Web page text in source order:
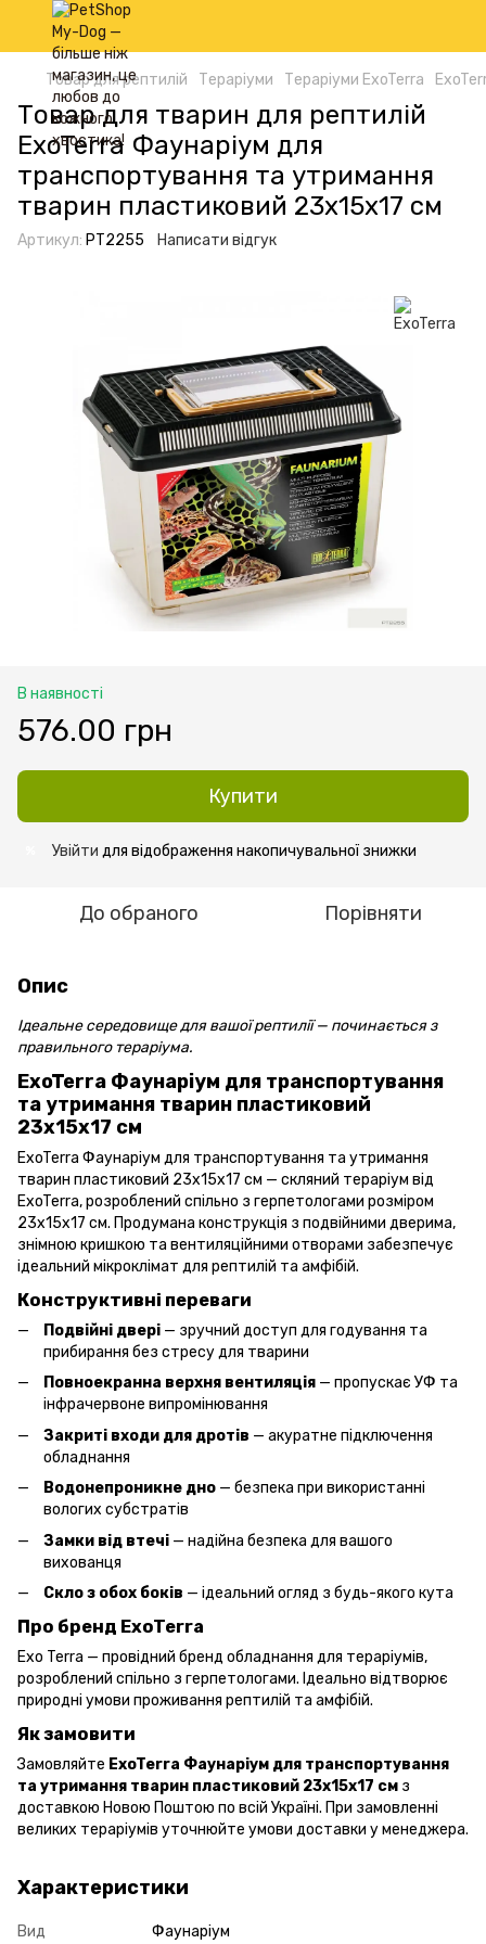
Товар для рептилій Тераріуми Тераріуми ExoTerra
Товар для тварин для рептилій
ExoTerra Фаунаріум для
транспортування та утримання
тварин пластиковий 23х15х17 см
Артикул: PT2255 Написати відгук
В наявності
576.00 грн
Купити
Увійти для відображення накопичувальної знижки
До обраного Порівняти
Опис
Ідеальне середовище для вашої рептилії — починається з
правильного тераріума.
ExoTerra Фаунаріум для транспортування
та утримання тварин пластиковий
23х15х17 см
ExoTerra Фаунаріум для транспортування та утримання
тварин пластиковий 23х15х17 см — скляний тераріум від
ExoTerra, розроблений спільно з герпетологами розміром
23х15х17 см. Продумана конструкція з подвійними дверима,
знімною кришкою та вентиляційними отворами забезпечує
ідеальний мікроклімат для рептилій та амфібій.
Конструктивні переваги
Подвійні двері — зручний доступ для годування та
прибирання без стресу для тварини
Повноекранна верхня вентиляція — пропускає УФ та
інфрачервоне випромінювання
Закриті входи для дротів — акуратне підключення
обладнання
Водонепроникне дно — безпека при використанні
вологих субстратів
Замки від втечі — надійна безпека для вашого
вихованця
Скло з обох боків — ідеальний огляд з будь-якого кута
Про бренд ExoTerra
Exo Terra — провідний бренд обладнання для тераріумів,
розроблений спільно з герпетологами. Ідеально відтворює
природні умови проживання рептилій та амфібій.
Як замовити
Замовляйте ExoTerra Фаунаріум для транспортування
та утримання тварин пластиковий 23х15х17 см з
доставкою Новою Поштою по всій Україні. При замовленні
великих тераріумів уточнюйте умови доставки у менеджера.
Характеристики
Вид Фаунаріум